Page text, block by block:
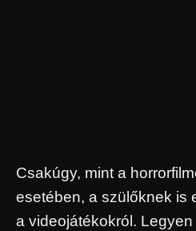
Csakúgy, mint a
esetében, a szülőknek is
a videojátékokról.